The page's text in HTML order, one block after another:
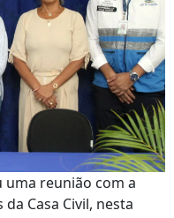
reunião com a
Casa Civil, nesta